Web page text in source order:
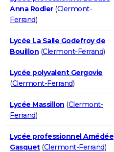
Anna Rodier(Clermont-
Ferrand)
Lycée La Salle Godefroy de
Bouillon (Clermont-Ferrand)
Lycée polyvalent Gergovie
(Clermont-Ferrand)
Lycée Massillon (Clermont-
Ferrand)
Lycée professionnel Amédée
Gasquet(Clermont-Ferrand)